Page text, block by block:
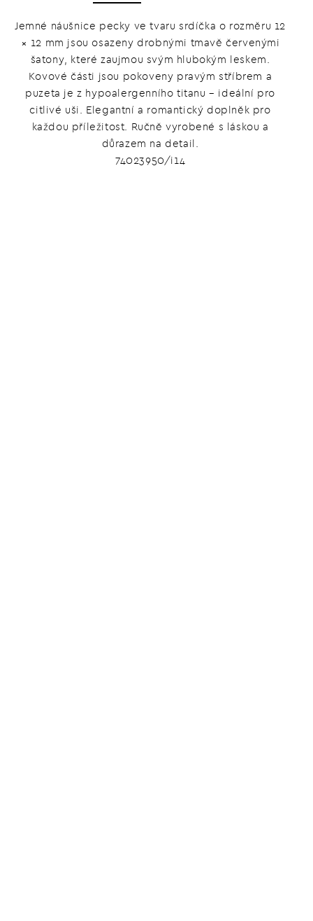
Jemné náušnice pecky ve tvaru srdíčka o rozměru 12
× 12 mm jsou osazeny drobnými tmavě červenými
šatony, které zaujmou svým hlubokým leskem.
Kovové části jsou pokoveny pravým stříbrem a
puzeta je z hypoalergenního titanu – ideální pro
citlivé uši. Elegantní a romantický doplněk pro
každou příležitost. Ručně vyrobené s láskou a
důrazem na detail.
74023950/i14